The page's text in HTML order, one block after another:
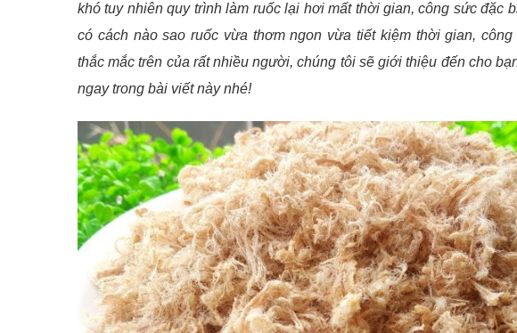
khó tuy nhiên quy trình làm ruốc lại hơi mất thời gian, công sức đặc
có cách nào sao ruốc vừa thơm ngon vừa tiết kiệm thời gian,
thắc mắc trên của rất nhiều người, chúng tôi sẽ giới thiệu đến cho
ngay trong bài viết này nhé!